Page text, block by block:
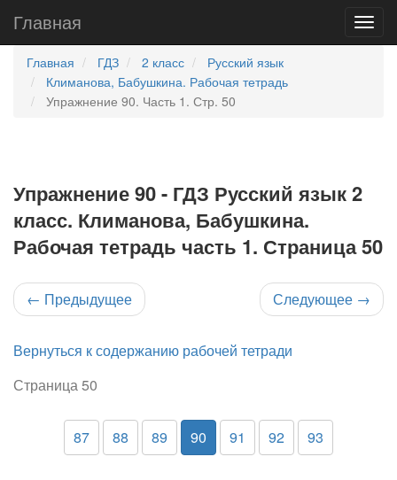
Главная
Главная ГДЗ 2 класс
Русский язык
Климанова, Бабушкина. Рабочая тетрадь
Упражнение 90. Часть 1. Стр. 50
Упражнение 90 - ГДЗ Русский язык 2
класс. Климанова, Бабушкина.
Рабочая тетрадь часть 1. Страница 50
← Предыдущее Следующее →
Вернуться к содержанию рабочей тетради
Страница 50
87 88 89 90 91 92 93